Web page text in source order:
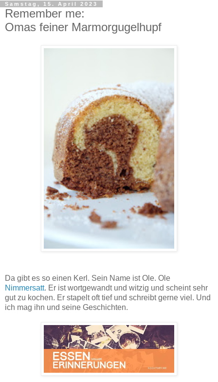
Samstag, 15. April 2023
Remember me:
Omas feiner Marmorgugelhupf
Da gibt es so einen Kerl. Sein Name ist Ole. Ole
Nimmersatt. Er ist wortgewandt und witzig und scheint sehr
gut zu kochen. Er stapelt oft tief und schreibt gerne viel. Und
ich mag ihn und seine Geschichten.